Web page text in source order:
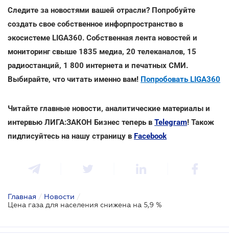
Следите за новостями вашей отрасли? Попробуйте
создать свое собственное инфорпространство в
экосистеме LIGA360. Собственная лента новостей и
мониторинг свыше 1835 медиа, 20 телеканалов, 15
радиостанций, 1 800 интернета и печатных СМИ.
Выбирайте, что читать именно вам! Попробовать LIGA360
Читайте главные новости, аналитические материалы и
интервью ЛИГА:ЗАКОН Бизнес теперь в Telegram! Також
пидписуйтесь на нашу страницу в Facebook
Главная / Новости /
Цена газа для населения снижена на 5,9 %